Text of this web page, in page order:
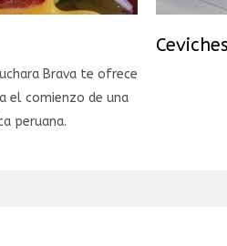
Brava te ofrece
el comienzo de una
peruana.
Ceviches